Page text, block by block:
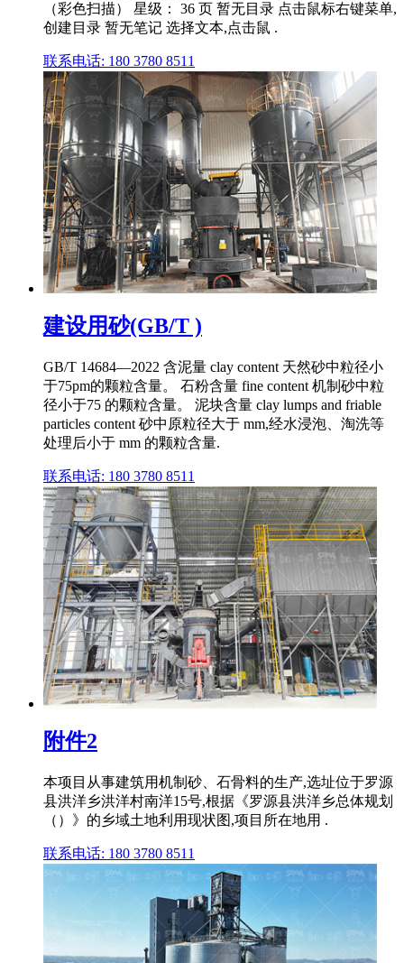
（彩色扫描） 星级： 36 页 暂无目录 点击鼠标右键菜单,
创建目录 暂无笔记 选择文本,点击鼠 .
联系电话: 180 3780 8511
建设用砂(GB/T )
GB/T 14684—2022 含泥量 clay content 天然砂中粒径小
于75pm的颗粒含量。 石粉含量 fine content 机制砂中粒
径小于75 的颗粒含量。 泥块含量 clay lumps and friable
particles content 砂中原粒径大于 mm,经水浸泡、淘洗等
处理后小于 mm 的颗粒含量.
联系电话: 180 3780 8511
附件2
本项目从事建筑用机制砂、石骨料的生产,选址位于罗源
县洪洋乡洪洋村南洋15号,根据《罗源县洪洋乡总体规划
（）》的乡域土地利用现状图,项目所在地用 .
联系电话: 180 3780 8511